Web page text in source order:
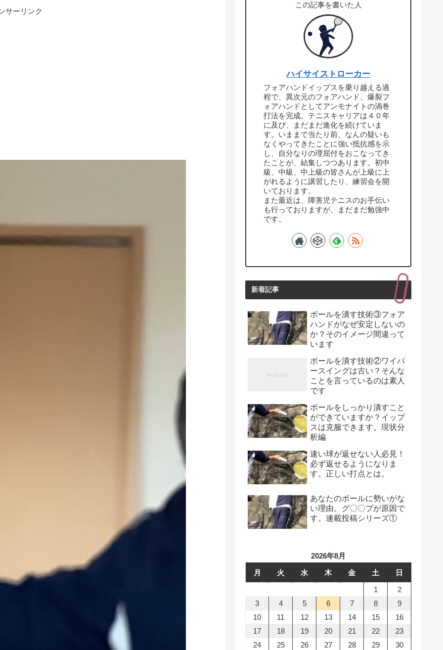
サーリンク
この記事を書いた人
ハイサイストローカー
フォアハンドイップスを乗り越える過
程で、異次元のフォアハンド、爆裂フ
ォアハンドとしてアンモナイトの渦巻
打法を完成。テニスキャリアは４０年
に及び、まだまだ進化を続けていま
す。いままで当たり前、なんの疑いも
なくやってきたことに強い抵抗感を示
し、自分なりの理屈付をおこなってき
たことが、結集しつつあります。初中
級、中級、中上級の皆さんが上級に上
がれるように講習したり、練習会を開
いております。
また最近は、障害児テニスのお手伝い
も行っておりますが、まだまだ勉強中
です。
新着記事
ボールを潰す技術③フォア
ハンドがなぜ安定しないの
か？そのイメージ間違って
います
ボールを潰す技術②ワイパ
ースイングは古い？そんな
ことを言っているのは素人
です
ボールをしっかり潰すこと
ができていますか？イップ
スは克服できます。現状分
析編
速い球が返せない人必見！
必ず返せるようになりま
す。正しい打点とは。
あなたのボールに勢いがな
い理由。グ〇〇プが原因で
す。連載投稿シリーズ①
2026年8月
月
火 水 木 金 土
日
1
2
3
4 5 6 7 8
9
10
11 12 13 14 15
16
17
18 19 20 21 22
23
24
25 26 27 28 29
30